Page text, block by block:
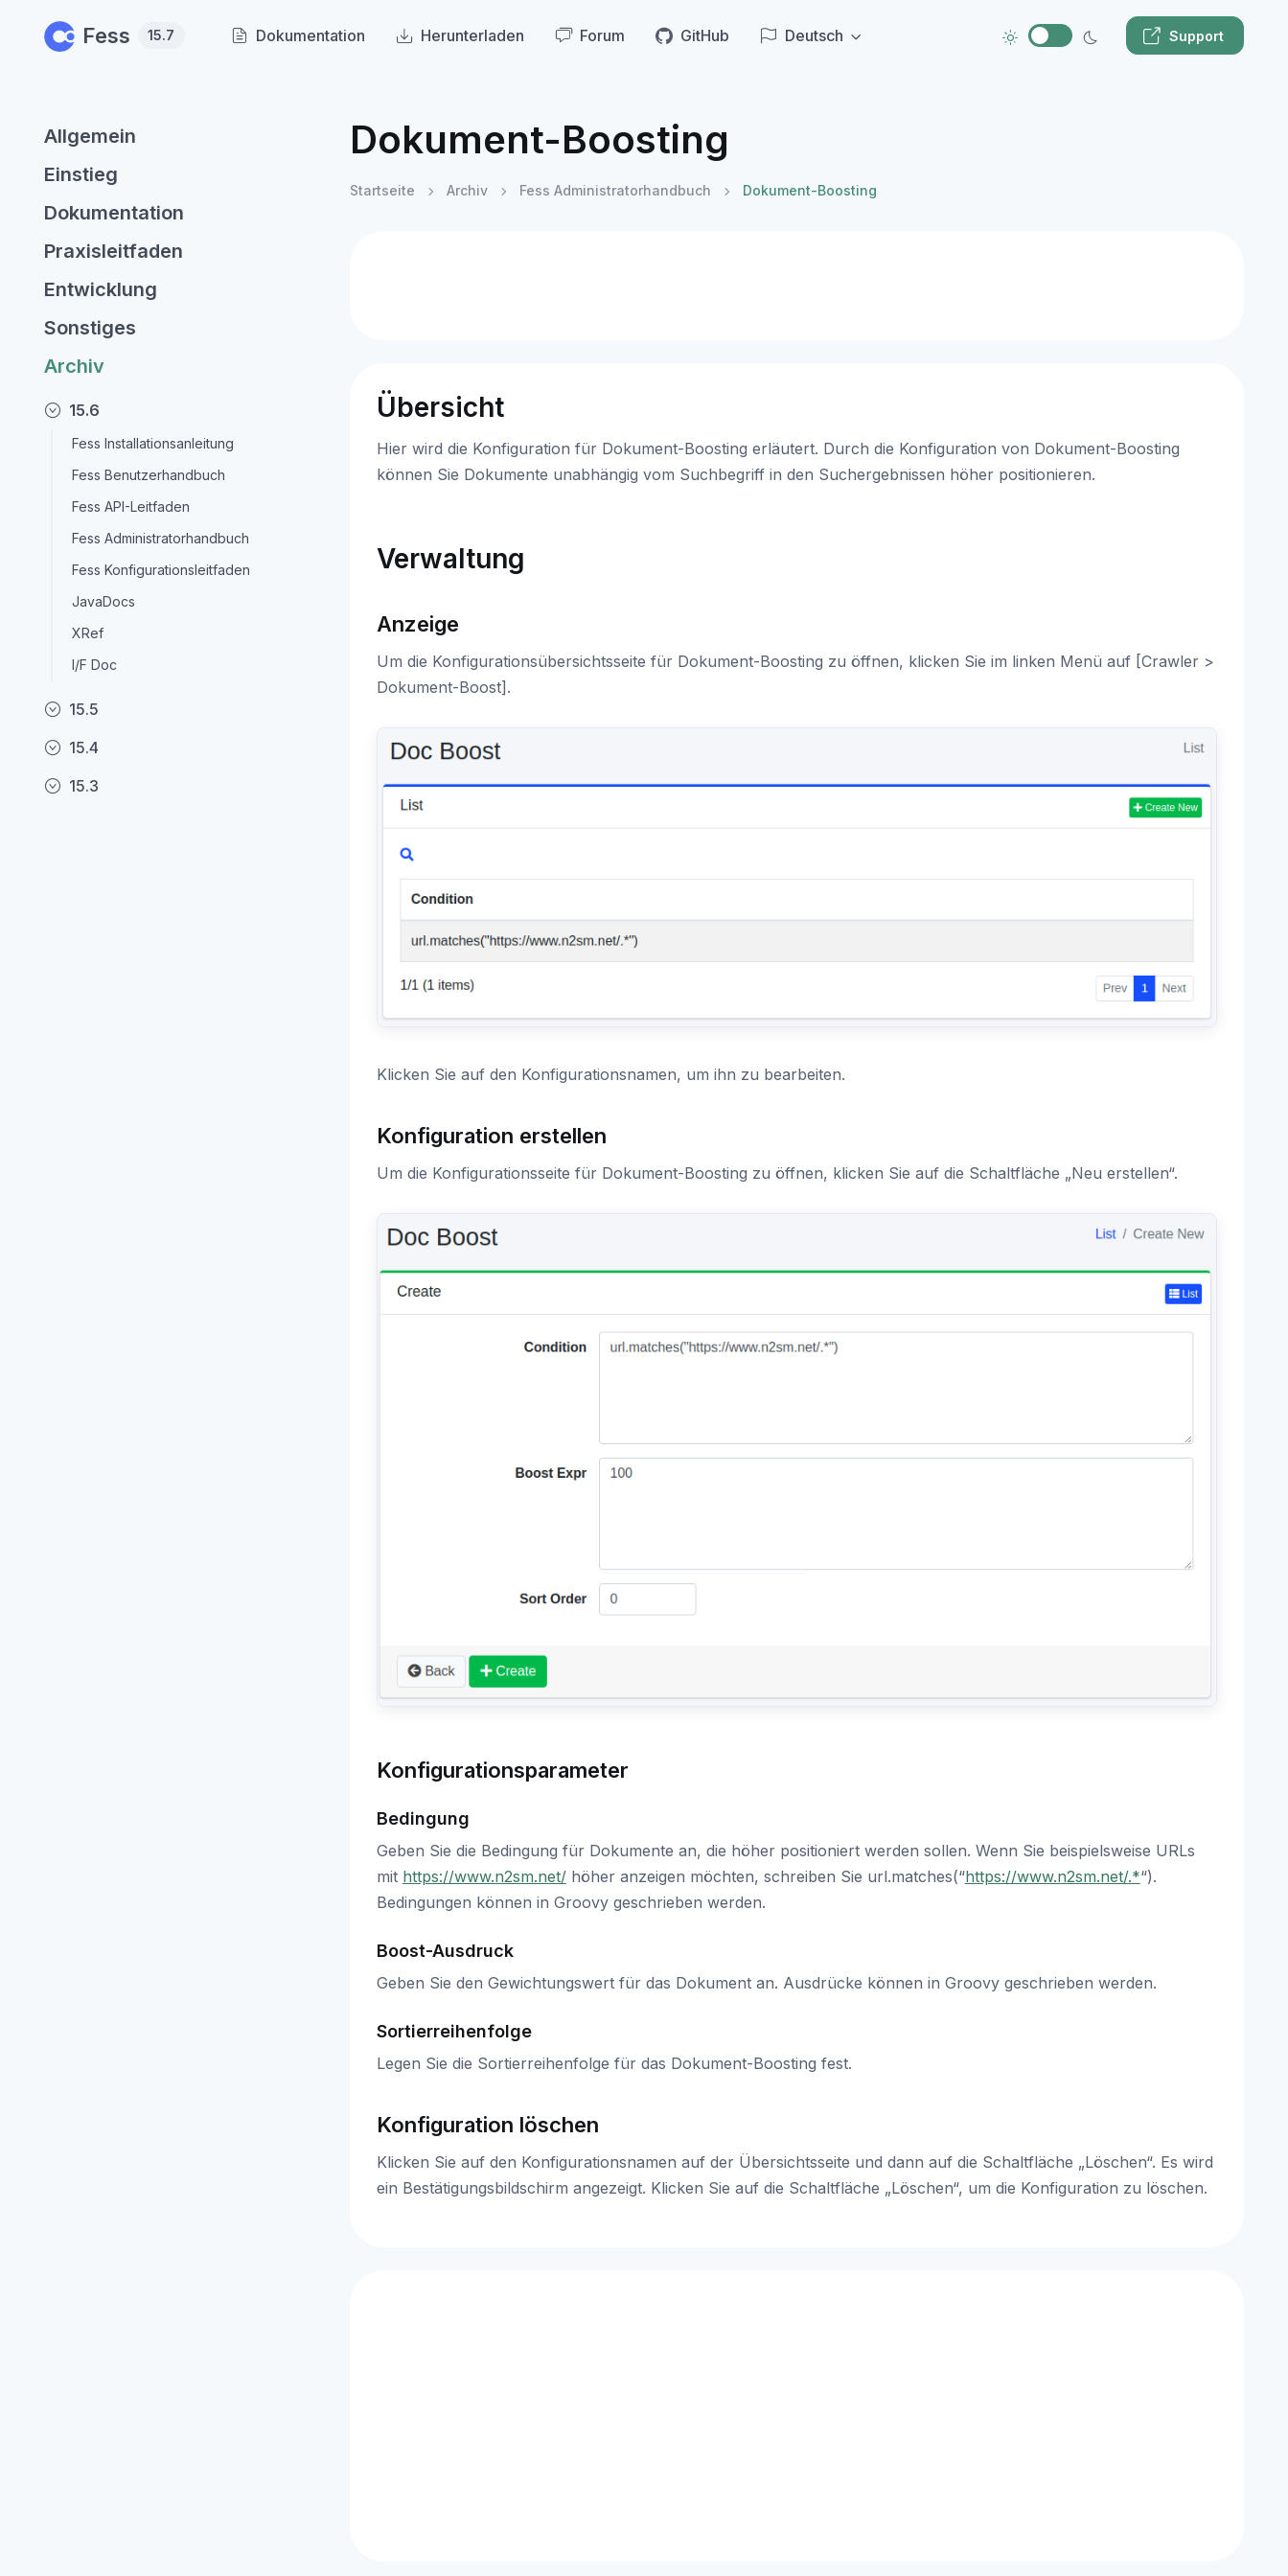
Fess 15.7 Dokumentation Herunterladen Forum GitHub Deutsch Support
Allgemein
Einstieg
Dokumentation
Praxisleitfaden
Entwicklung
Sonstiges
Archiv
15.6
Fess Installationsanleitung
Fess Benutzerhandbuch
Fess API-Leitfaden
Fess Administratorhandbuch
Fess Konfigurationsleitfaden
JavaDocs
XRef
I/F Doc
15.5
15.4
15.3
Dokument-Boosting
Startseite Archiv Fess Administratorhandbuch Dokument-Boosting
Übersicht
Hier wird die Konfiguration für Dokument-Boosting erläutert. Durch die Konfiguration von Dokument-Boosting
können Sie Dokumente unabhängig vom Suchbegriff in den Suchergebnissen höher positionieren.
Verwaltung
Anzeige
Um die Konfigurationsübersichtsseite für Dokument-Boosting zu öffnen, klicken Sie im linken Menü auf [Crawler >
Dokument-Boost].
Klicken Sie auf den Konfigurationsnamen, um ihn zu bearbeiten.
Konfiguration erstellen
Um die Konfigurationsseite für Dokument-Boosting zu öffnen, klicken Sie auf die Schaltfläche „Neu erstellen“.
Konfigurationsparameter
Bedingung
Geben Sie die Bedingung für Dokumente an, die höher positioniert werden sollen. Wenn Sie beispielsweise URLs
mit https://www.n2sm.net/höher anzeigen möchten, schreiben Sie url.matches(“https://www.n2sm.net/.*“).
Bedingungen können in Groovy geschrieben werden.
Boost-Ausdruck
Geben Sie den Gewichtungswert für das Dokument an. Ausdrücke können in Groovy geschrieben werden.
Sortierreihenfolge
Legen Sie die Sortierreihenfolge für das Dokument-Boosting fest.
Konfiguration löschen
Klicken Sie auf den Konfigurationsnamen auf der Übersichtsseite und dann auf die Schaltfläche „Löschen“. Es wird
ein Bestätigungsbildschirm angezeigt. Klicken Sie auf die Schaltfläche „Löschen“, um die Konfiguration zu löschen.